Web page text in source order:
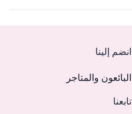
انضم إلينا
البائعون والمتاجر
تابعنا